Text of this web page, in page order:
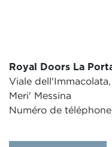
Royal Doors La
Viale
Meri' Messina
Numéro de